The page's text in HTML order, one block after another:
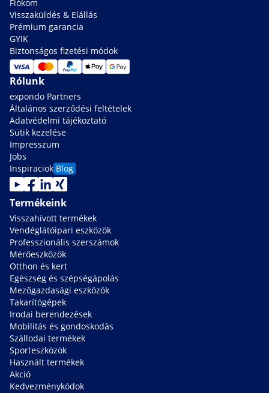
Fiókom
Visszaküldés & Elállás
Prémium garancia
GYIK
Biztonságos fizetési módok
Rólunk
expondo Partners
Általános szerződési feltételek
Adatvédelmi tájékoztató
Sütik kezelése
Impresszum
Jobs
Inspiraciok Blog
Termékeink
Visszahívott termékek
Vendéglátóipari eszközök
Professzionális szerszámok
Mérőeszközök
Otthon és kert
Egészség és szépségápolás
Mezőgazdasági eszközök
Takarítógépek
Irodai berendezések
Mobilitás és gondoskodás
Szállodai termékek
Sporteszközök
Használt termékek
Akció
Kedvezménykódok